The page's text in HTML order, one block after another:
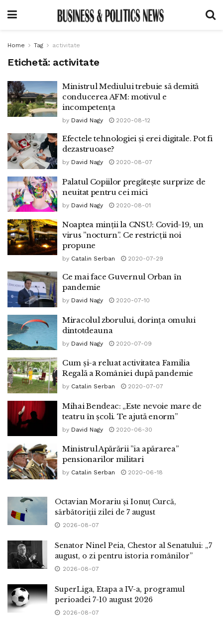
Home Tag activitate
Etichetă: activitate
Ministrul Mediului trebuie să demită
conducerea AFM: motivul e
incompetența
by David Nagy 2020-08-12
Efectele tehnologiei și erei digitale. Pot fi
dezastruoase?
by David Nagy 2020-08-07
Palatul Copiilor pregătește surprize de
neuitat pentru cei mici
by David Nagy 2020-08-01
Noaptea minții la CNSU: Covid-19, un
virus ”nocturn”. Ce restricții noi
propune
by Catalin Serban 2020-07-29
Ce mai face Guvernul Orban în
pandemie
by David Nagy 2020-07-10
Miracolul zborului, dorința omului
dintotdeauna
by David Nagy 2020-07-09
Cum și-a reluat activitatea Familia
Regală a României după pandemie
by Catalin Serban 2020-07-07
Mihai Bendeac: „Este nevoie mare de
teatru în școli. Te ajută enorm”
by David Nagy 2020-06-30
Ministrul Apărării ”ia apărarea”
pensionarilor militari
by Catalin Serban 2020-06-18
Octavian Morariu și Ionuț Curcă,
sărbătoriții zilei de 7 august
2026-08-07
Senator Ninel Peia, Chestor al Senatului: „7
august, o zi pentru istoria românilor”
2026-08-07
SuperLiga, Etapa a IV-a, programul
perioadei 7-10 august 2026
2026-08-07